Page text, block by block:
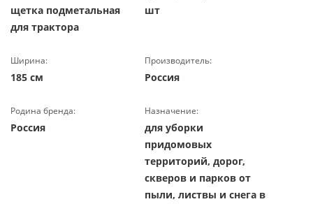
щетка подметальная
для трактора
шт
Ширина:
185 см
Производитель:
Россия
Родина бренда:
Россия
Назначение:
для уборки
придомовых
территорий, дорог,
скверов и парков от
пыли, листвы и снега в